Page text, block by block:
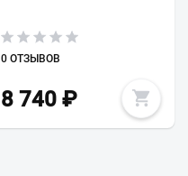
0 ОТЗЫВОВ
8 740₽